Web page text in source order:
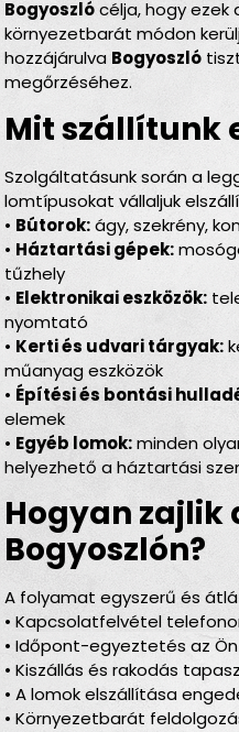
Bogyoszlócélja, hogy ezek
környezetbarát módon
hozzájárulva Bogyoszló
megőrzéséhez.
Mit szállítunk
Szolgáltatásunk során a
lomtípusokat vállaljuk
• Bútorok:ágy, szekrény,
• Háztartási gépek:
tűzhely
• Elektronikai eszközök:
nyomtató
• Kerti és udvari tárgyak:
műanyag eszközök
• Építési és bontási
elemek
• Egyéb lomok:minden
helyezhető a háztartási
Hogyan
Bogyoszlón?
A folyamat egyszerű és
• Kapcsolatfelvétel
• Időpont-egyeztetés az
• Kiszállás és rakodás
• A lomok elszállítása
• Környezetbarát